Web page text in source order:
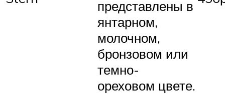
представлены в
янтарном,
молочном,
бронзовом или
темно-
ореховом цвете.